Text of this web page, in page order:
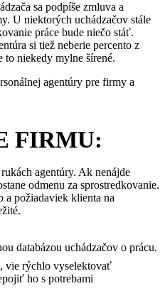
sa podpíše zmluva a
U niektorých uchádzačov stále
práce bude niečo stáť.
si tiež neberie percento z
to niekedy mylne šírené.
agentúry pre firmy a
FIRMU:
agentúry. Ak nenájde
odmenu za sprostredkovanie.
a požiadaviek klienta na
databázou uchádzačov o prácu.
vie rýchlo vyselektovať
ho s potrebami